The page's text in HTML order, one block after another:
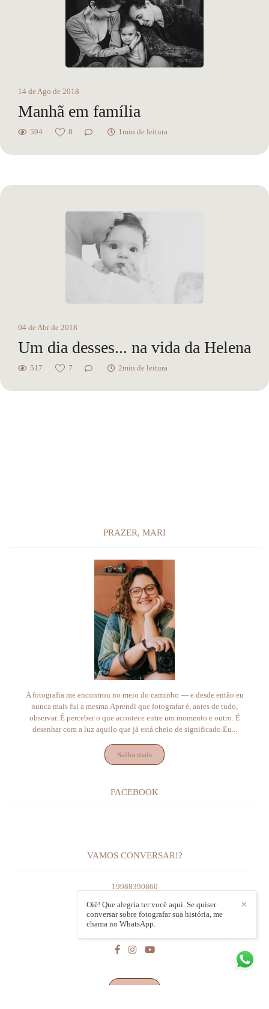
14 de Ago de 2018
Manhã em família
594 8 1min de leitura
04 de Abr de 2018
Um dia desses... na vida da Helena
517 7 2min de leitura
PRAZER, MARI
A fotografia me encontrou no meio do caminho — e desde então eu
nunca mais fui a mesma.Aprendi que fotografar é, antes de tudo,
observar. É perceber o que acontece entre um momento e outro. É
desenhar com a luz aquilo que já está cheio de significado.Eu...
Saiba mais
FACEBOOK
VAMOS CONVERSAR!?
19988390860
Enviar mensagem
mariana@marimonteiro.com
Campinas / SP
✕
Oiê! Que alegria ter você aqui. Se quiser
conversar sobre fotografar sua história, me
chama no WhatsApp.